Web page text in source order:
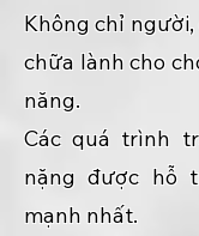
Không chỉ
chữa lành cho
năng.
Các quá trình
nặng được hỗ
mạnh nhất.